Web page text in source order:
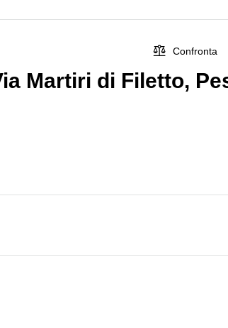
Confronta
Martiri di Filetto,